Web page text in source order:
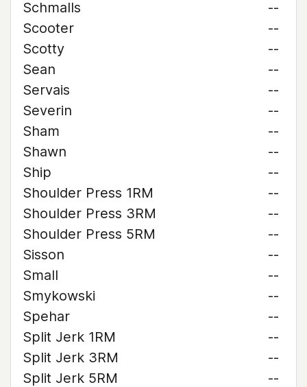
Schmalls
--
Scooter
--
Scotty
--
Sean
--
Servais
--
Severin
--
Sham
--
Shawn
--
Ship
--
Shoulder Press 1RM
--
Shoulder Press 3RM
--
Shoulder Press 5RM
--
Sisson
--
Small
--
Smykowski
--
Spehar
--
Split Jerk 1RM
--
Split Jerk 3RM
--
Split Jerk 5RM
--